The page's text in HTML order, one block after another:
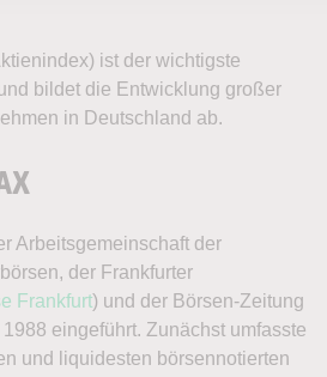
ist der wichtigste
bildet die Entwicklung großer
in Deutschland ab.
Arbeitsgemeinschaft der
der Frankfurter
Frankfurt) und der Börsen-Zeitung
eingeführt. Zunächst umfasste
und liquidesten börsennotierten